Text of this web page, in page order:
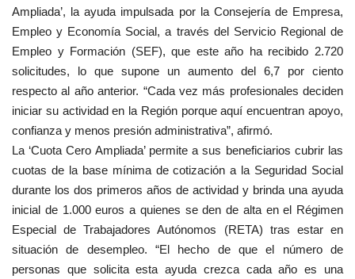
Ampliada’, la ayuda impulsada por la Consejería de Empresa,
Empleo y Economía Social, a través del Servicio Regional de
Empleo y Formación (SEF), que este año ha recibido 2.720
solicitudes, lo que supone un aumento del 6,7 por ciento
respecto al año anterior. “Cada vez más profesionales deciden
iniciar su actividad en la Región porque aquí encuentran apoyo,
confianza y menos presión administrativa”, afirmó.
La ‘Cuota Cero Ampliada’ permite a sus beneficiarios cubrir las
cuotas de la base mínima de cotización a la Seguridad Social
durante los dos primeros años de actividad y brinda una ayuda
inicial de 1.000 euros a quienes se den de alta en el Régimen
Especial de Trabajadores Autónomos (RETA) tras estar en
situación de desempleo. “El hecho de que el número de
personas que solicita esta ayuda crezca cada año es una